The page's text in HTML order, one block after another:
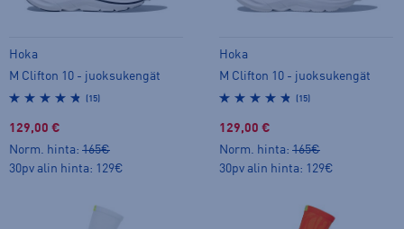
Hoka
M Clifton 10 - juoksukengät
(15)
129,00 €
Norm. hinta: 165€
30pv alin hinta: 129€
Hoka
M Clifton 10 - juoksukengät
(15)
129,00 €
Norm. hinta: 165€
30pv alin hinta: 129€